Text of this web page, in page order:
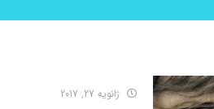
ژانویه 27, 2017